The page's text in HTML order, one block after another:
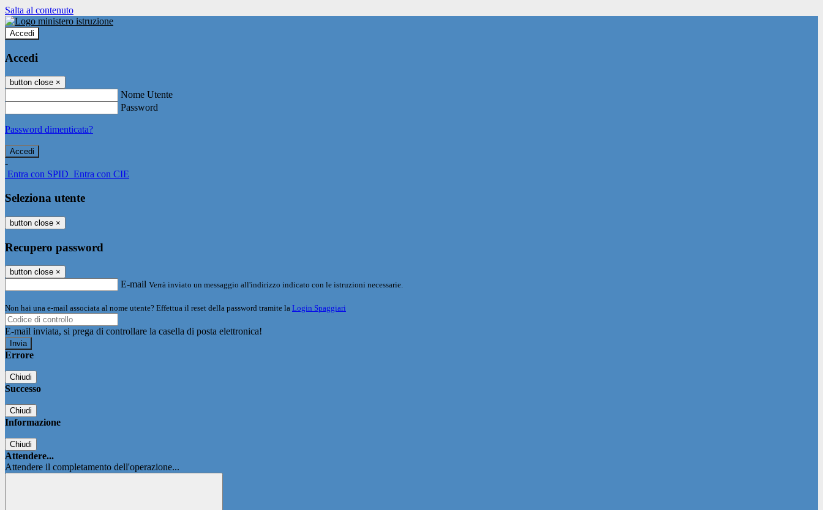
Salta al contenuto
Accedi
Accedi
button close ×
Nome Utente
Password
Password dimenticata?
-
Entra con SPID Entra con CIE
Seleziona utente
button close ×
Recupero password
button close ×
E-mail Verrà inviato un messaggio all'indirizzo indicato con le istruzioni necessarie.
Non hai una e-mail associata al nome utente? Effettua il reset della password tramite la Login Spaggiari
E-mail inviata, si prega di controllare la casella di posta elettronica!
Errore
Chiudi
Successo
Chiudi
Informazione
Chiudi
Attendere...
Attendere il completamento dell'operazione...